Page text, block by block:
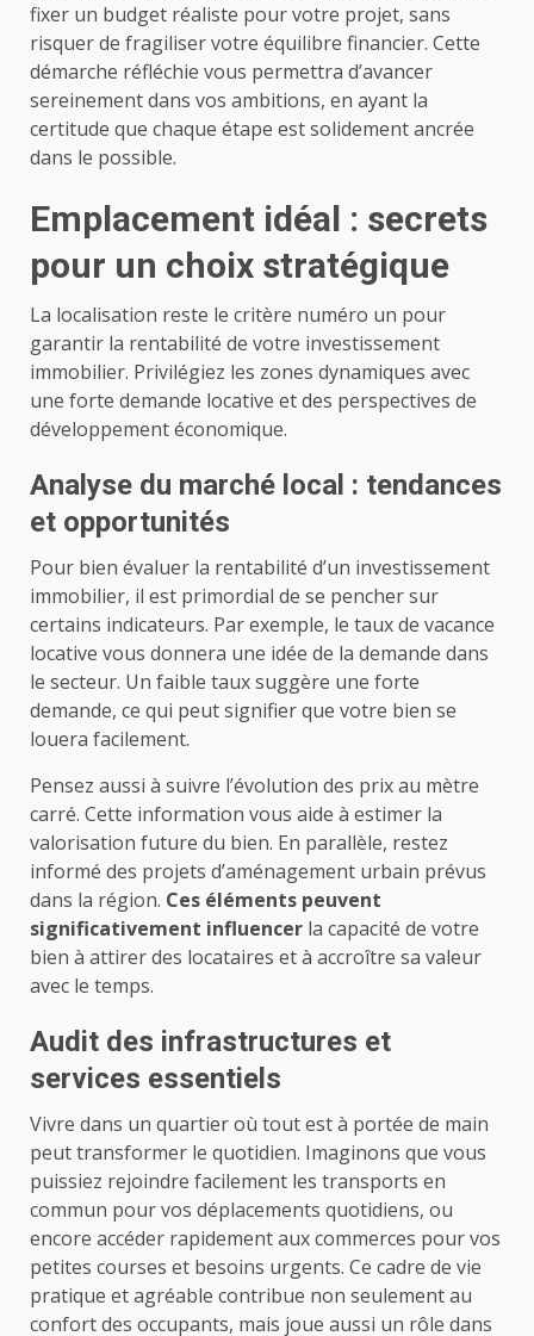
fixer un budget réaliste pour votre projet, sans
risquer de fragiliser votre équilibre financier. Cette
démarche réfléchie vous permettra d’avancer
sereinement dans vos ambitions, en ayant la
certitude que chaque étape est solidement ancrée
dans le possible.
Emplacement idéal : secrets
pour un choix stratégique
La localisation reste le critère numéro un pour
garantir la rentabilité de votre investissement
immobilier. Privilégiez les zones dynamiques avec
une forte demande locative et des perspectives de
développement économique.
Analyse du marché local : tendances
et opportunités
Pour bien évaluer la rentabilité d’un investissement
immobilier, il est primordial de se pencher sur
certains indicateurs. Par exemple, le taux de vacance
locative vous donnera une idée de la demande dans
le secteur. Un faible taux suggère une forte
demande, ce qui peut signifier que votre bien se
louera facilement.
Pensez aussi à suivre l’évolution des prix au mètre
carré. Cette information vous aide à estimer la
valorisation future du bien. En parallèle, restez
informé des projets d’aménagement urbain prévus
dans la région. Ces éléments peuvent
significativement influencer la capacité de votre
bien à attirer des locataires et à accroître sa valeur
avec le temps.
Audit des infrastructures et
services essentiels
Vivre dans un quartier où tout est à portée de main
peut transformer le quotidien. Imaginons que vous
puissiez rejoindre facilement les transports en
commun pour vos déplacements quotidiens, ou
encore accéder rapidement aux commerces pour vos
petites courses et besoins urgents. Ce cadre de vie
pratique et agréable contribue non seulement au
confort des occupants, mais joue aussi un rôle dans